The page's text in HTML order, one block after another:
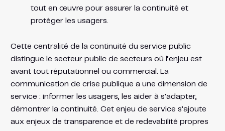
tout en œuvre pour assurer la continuité et
protéger les usagers.
Cette centralité de la continuité du service public
distingue le secteur public de secteurs où l’enjeu est
avant tout réputationnel ou commercial. La
communication de crise publique a une dimension de
service : informer les usagers, les aider à s’adapter,
démontrer la continuité. Cet enjeu de service s’ajoute
aux enjeux de transparence et de redevabilité propres